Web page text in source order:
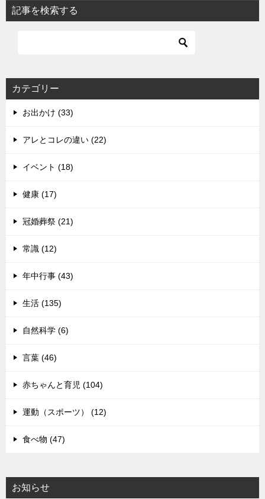
記事を検索する
カテゴリー
お出かけ (33)
アレとコレの違い (22)
イベント (18)
健康 (17)
冠婚葬祭 (21)
常識 (12)
年中行事 (43)
生活 (135)
自然科学 (6)
言葉 (46)
赤ちゃんと育児 (104)
運動（スポーツ） (12)
食べ物 (47)
お知らせ